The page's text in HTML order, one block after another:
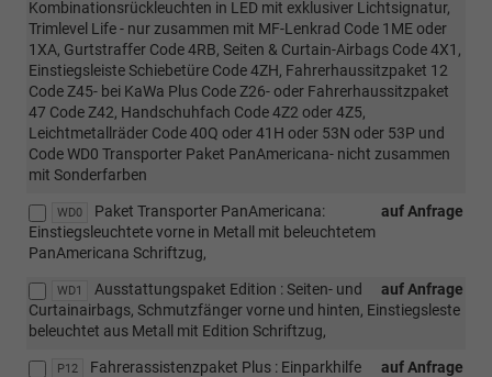
Kombinationsrückleuchten in LED mit exklusiver Lichtsignatur,
Trimlevel Life - nur zusammen mit MF-Lenkrad Code 1ME oder
1XA, Gurtstraffer Code 4RB, Seiten & Curtain-Airbags Code 4X1,
Einstiegsleiste Schiebetüre Code 4ZH, Fahrerhaussitzpaket 12
Code Z45- bei KaWa Plus Code Z26- oder Fahrerhaussitzpaket
47 Code Z42, Handschuhfach Code 4Z2 oder 4Z5,
Leichtmetallräder Code 40Q oder 41H oder 53N oder 53P und
Code WD0 Transporter Paket PanAmericana- nicht zusammen
mit Sonderfarben
WD0 auf Anfrage
Paket Transporter PanAmericana:
Einstiegsleuchtete vorne in Metall mit beleuchtetem
PanAmericana Schriftzug,
WD1 auf Anfrage
Ausstattungspaket Edition : Seiten- und
Curtainairbags, Schmutzfänger vorne und hinten, Einstiegsleste
beleuchtet aus Metall mit Edition Schriftzug,
P12 auf Anfrage
Fahrerassistenzpaket Plus : Einparkhilfe